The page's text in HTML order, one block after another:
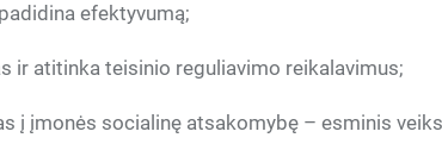
efektyvumą;
ir atitinka teisinio reguliavimo reikalavimus;
į įmonės socialinę atsakomybę – esminis